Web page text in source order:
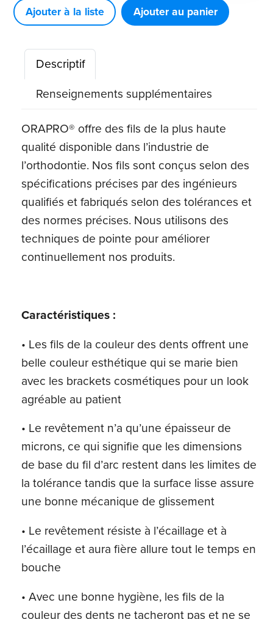
en
acier
inoxydable
couleur
dent,
naturel
Ajouter à la liste Ajouter au panier
Descriptif
Renseignements supplémentaires
ORAPRO® offre des fils de la plus haute
qualité disponible dans l’industrie de
l’orthodontie. Nos fils sont conçus selon des
spécifications précises par des ingénieurs
qualifiés et fabriqués selon des tolérances et
des normes précises. Nous utilisons des
techniques de pointe pour améliorer
continuellement nos produits.
Caractéristiques :
• Les fils de la couleur des dents offrent une
belle couleur esthétique qui se marie bien
avec les brackets cosmétiques pour un look
agréable au patient
• Le revêtement n’a qu’une épaisseur de
microns, ce qui signifie que les dimensions
de base du fil d’arc restent dans les limites de
la tolérance tandis que la surface lisse assure
une bonne mécanique de glissement
• Le revêtement résiste à l’écaillage et à
l’écaillage et aura fière allure tout le temps en
bouche
• Avec une bonne hygiène, les fils de la
couleur des dents ne tacheront pas et ne se